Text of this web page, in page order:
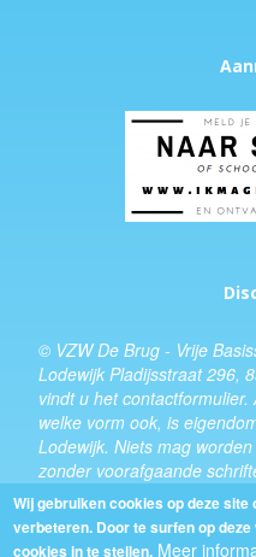
© VZW De Brug - Vrije
Lodewijk Pladijsstraat 296,
vindt u hetcontactformulier.
welke vorm ook, is
Lodewijk. Niets mag
zonder voorafgaande
schooldirecteur.
Design:
Wij gebruiken cookies op deze
verbeteren. Door te surfen op
cookies in te stellen. Meer